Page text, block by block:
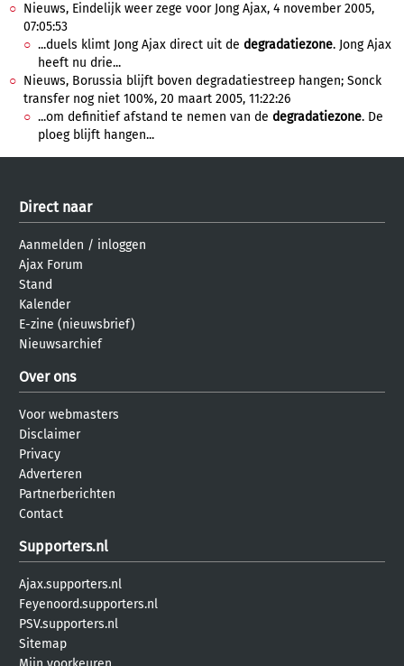
Nieuws, Eindelijk weer zege voor Jong Ajax, 4 november 2005,
07:05:53
...duels klimt Jong Ajax direct uit de degradatiezone. Jong Ajax
heeft nu drie...
Nieuws, Borussia blijft boven degradatiestreep hangen; Sonck
transfer nog niet 100%, 20 maart 2005, 11:22:26
...om definitief afstand te nemen van de degradatiezone. De
ploeg blijft hangen...
Direct naar
Aanmelden / inloggen
Ajax Forum
Stand
Kalender
E-zine (nieuwsbrief)
Nieuwsarchief
Over ons
Voor webmasters
Disclaimer
Privacy
Adverteren
Partnerberichten
Contact
Supporters.nl
Ajax.supporters.nl
Feyenoord.supporters.nl
PSV.supporters.nl
Sitemap